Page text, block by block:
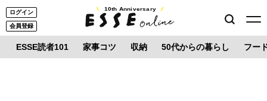
ログイン
会員登録
10th Anniversary
ESSE読者101 家事コツ 収納 50代からの暮らし フー